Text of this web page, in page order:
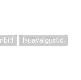
lauavalgustid